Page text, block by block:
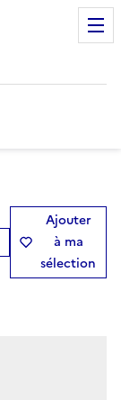
Ajouter
à ma
sélection